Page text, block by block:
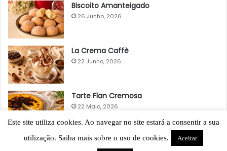
Biscoito Amanteigado
26 Junho, 2026
La Crema Caffè
22 Junho, 2026
Tarte Flan Cremosa
22 Maio, 2026
Este site utiliza cookies. Ao navegar no site estará a consentir a sua
utilização. Saiba mais sobre o uso de cookies.
Aceitar